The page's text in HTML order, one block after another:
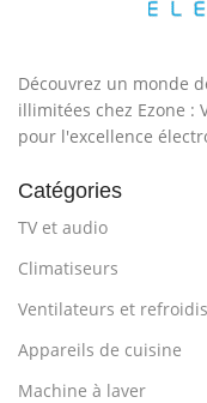
Découvrez un monde
illimitées chez Ezone :
pour l'excellence
Catégories
TV et audio
Climatiseurs
Ventilateurs et
Appareils de cuisine
Machine à laver